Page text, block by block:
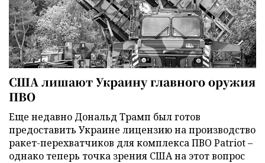
США лишают Украину главного оружия
ПВО
Еще недавно Дональд Трамп был готов
предоставить Украине лицензию на производство
ракет-перехватчиков для комплекса ПВО Patriot –
однако теперь точка зрения США на этот вопрос